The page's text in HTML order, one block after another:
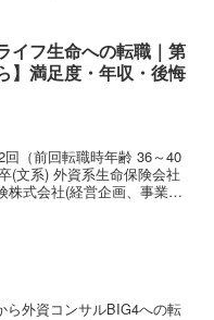
イフ生命への転職｜第
】満足度・年収・後悔
（前回転職時年齢 36～40
(文系) 外資系生命保険会社
式会社(経営企画、事業開
ら外資コンサルBIG4への転